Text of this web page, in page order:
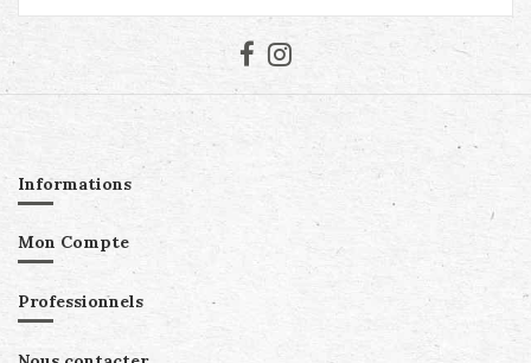
Informations
Mon Compte
Professionnels